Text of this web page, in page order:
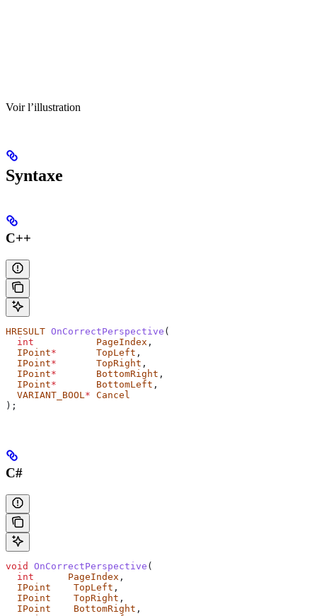
Voir l’illustration
Syntaxe
C++
HRESULT OnCorrectPerspective (
  int
           PageIndex
,
  IPoint
*
       TopLeft
,
  IPoint
*
       TopRight
,
  IPoint
*
       BottomRight
,
  IPoint
*
       BottomLeft
,
  VARIANT_BOOL
* Cancel
);
C#
void OnCorrectPerspective (
  int
      PageIndex
,
  IPoint
    TopLeft
,
  IPoint
    TopRight
,
  IPoint
    BottomRight
,